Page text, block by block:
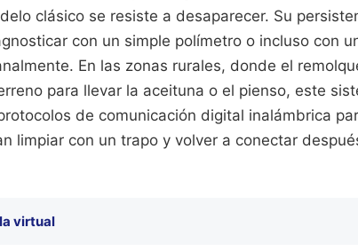
clásico se resiste a desaparecer. Su
con un simple polímetro o incluso con
En las zonas rurales, donde el
para llevar la aceituna o el pienso, este
de comunicación digital inalámbrica
limpiar con un trapo y volver a conectar
virtual